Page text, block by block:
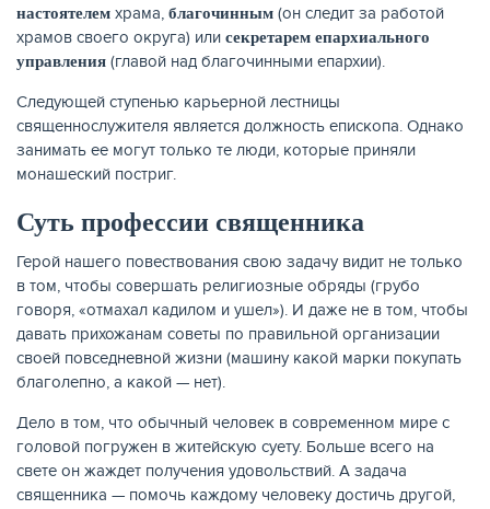
настоятелем храма, благочинным (он следит за работой
храмов своего округа) или секретарем епархиального
управления (главой над благочинными епархии).
Следующей ступенью карьерной лестницы
священнослужителя является должность епископа. Однако
занимать ее могут только те люди, которые приняли
монашеский постриг.
Суть профессии священника
Герой нашего повествования свою задачу видит не только
в том, чтобы совершать религиозные обряды (грубо
говоря, «отмахал кадилом и ушел»). И даже не в том, чтобы
давать прихожанам советы по правильной организации
своей повседневной жизни (машину какой марки покупать
благолепно, а какой — нет).
Дело в том, что обычный человек в современном мире с
головой погружен в житейскую суету. Больше всего на
свете он жаждет получения удовольствий. А задача
священника — помочь каждому человеку достичь другой,